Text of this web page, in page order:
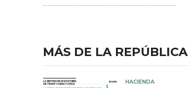
MÁS DE LA REPÚBLICA
HACIENDA